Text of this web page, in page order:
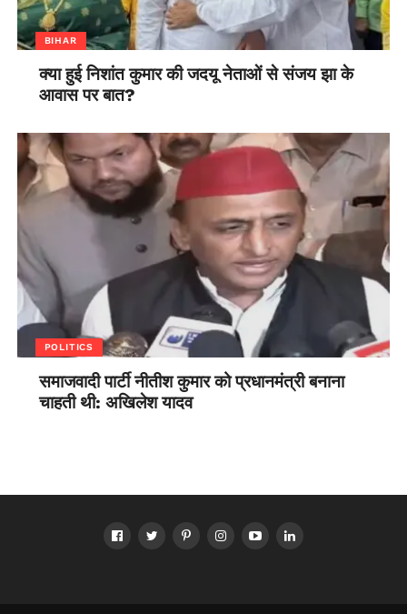
BIHAR
क्या हुई निशांत कुमार की जदयू नेताओं से संजय झा के
आवास पर बात?
POLITICS
समाजवादी पार्टी नीतीश कुमार को प्रधानमंत्री बनाना
चाहती थी: अखिलेश यादव